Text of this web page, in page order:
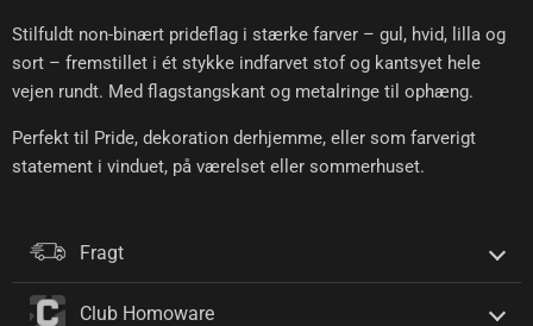
Stilfuldt non-binært prideflag i stærke farver – gul, hvid, lilla og
sort – fremstillet i ét stykke indfarvet stof og kantsyet hele
vejen rundt. Med flagstangskant og metalringe til ophæng.
Perfekt til Pride, dekoration derhjemme, eller som farverigt
statement i vinduet, på værelset eller sommerhuset.
Fragt
Club Homoware